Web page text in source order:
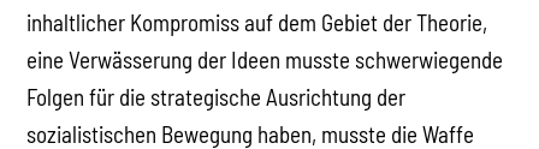
inhaltlicher Kompromiss auf dem Gebiet der Theorie,
eine Verwässerung der Ideen musste schwerwiegende
Folgen für die strategische Ausrichtung der
sozialistischen Bewegung haben, musste die Waffe